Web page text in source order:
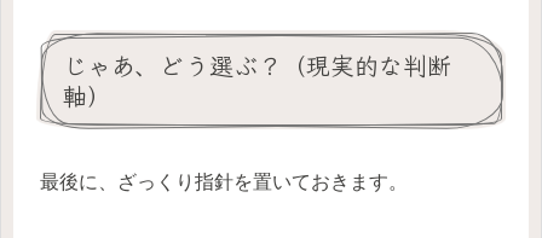
じゃあ、どう選ぶ？（現実的な判断
軸）
最後に、ざっくり指針を置いておきます。